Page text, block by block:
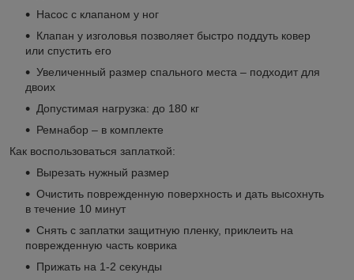
Насос с клапаном у ног
Клапан у изголовья позволяет быстро поддуть ковер
или спустить его
Увеличенный размер спального места – подходит для
двоих
Допустимая нагрузка: до 180 кг
Ремнабор – в комплекте
Как воспользоваться заплаткой:
Вырезать нужный размер
Очистить поврежденную поверхность и дать высохнуть
в течение 10 минут
Снять с заплатки защитную пленку, приклеить на
поврежденную часть коврика
Прижать на 1-2 секунды